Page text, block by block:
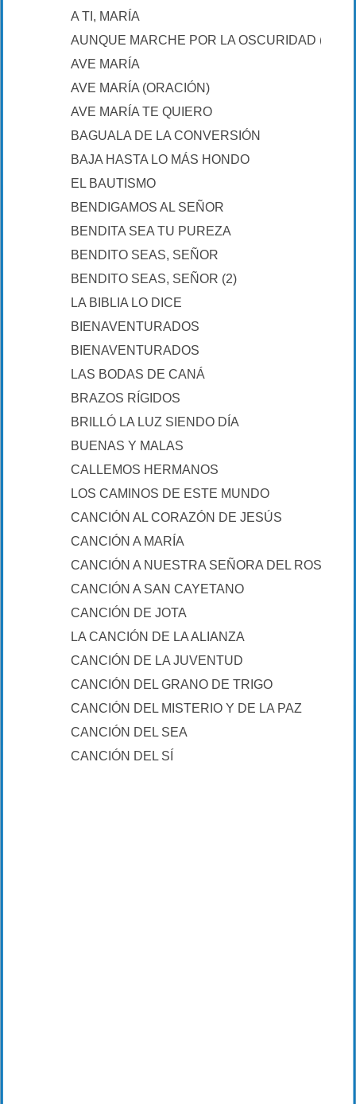
A TI, MARÍA
AUNQUE MARCHE POR LA OSCURIDAD
AVE MARÍA
AVE MARÍA (ORACIÓN)
AVE MARÍA TE QUIERO
BAGUALA DE LA CONVERSIÓN
BAJA HASTA LO MÁS HONDO
EL BAUTISMO
BENDIGAMOS AL SEÑOR
BENDITA SEA TU PUREZA
BENDITO SEAS, SEÑOR
BENDITO SEAS, SEÑOR (2)
LA BIBLIA LO DICE
BIENAVENTURADOS
BIENAVENTURADOS
LAS BODAS DE CANÁ
BRAZOS RÍGIDOS
BRILLÓ LA LUZ SIENDO DÍA
BUENAS Y MALAS
CALLEMOS HERMANOS
LOS CAMINOS DE ESTE MUNDO
CANCIÓN AL CORAZÓN DE JESÚS
CANCIÓN A MARÍA
CANCIÓN A NUESTRA SEÑORA DEL ROSARIO
CANCIÓN A SAN CAYETANO
CANCIÓN DE JOTA
LA CANCIÓN DE LA ALIANZA
CANCIÓN DE LA JUVENTUD
CANCIÓN DEL GRANO DE TRIGO
CANCIÓN DEL MISTERIO Y DE LA PAZ
CANCIÓN DEL SEA
CANCIÓN DEL SÍ